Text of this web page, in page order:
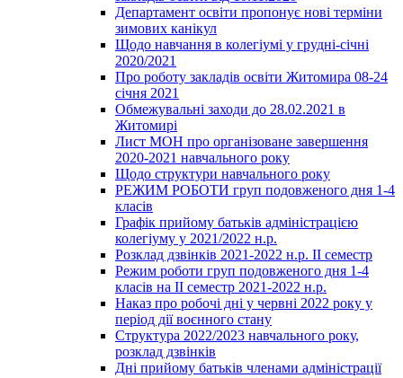
Департамент освіти пропонує нові терміни
зимових канікул
Щодо навчання в колегіумі у грудні-січні
2020/2021
Про роботу закладів освіти Житомира 08-24
січня 2021
Обмежувальні заходи до 28.02.2021 в
Житомирі
Лист МОН про організоване завершення
2020-2021 навчального року
Щодо структури навчального року
РЕЖИМ РОБОТИ груп подовженого дня 1-4
класів
Графік прийому батьків адміністрацією
колегіуму у 2021/2022 н.р.
Розклад дзвінків 2021-2022 н.р. ІІ семестр
Режим роботи груп подовженого дня 1-4
класів на ІІ семестр 2021-2022 н.р.
Наказ про робочі дні у червні 2022 року у
період дії воєнного стану
Структура 2022/2023 навчального року,
розклад дзвінків
Дні прийому батьків членами адміністрації